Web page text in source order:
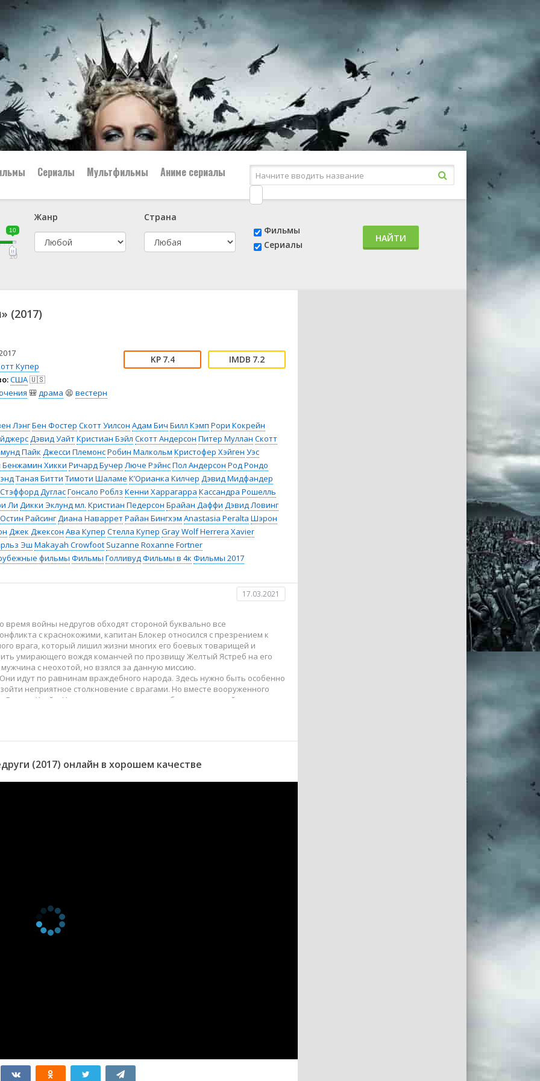
👨‍✈️ Военный
🕵️‍♂️ Детектив
тв
😱 Ужасы
🤠 Фильм-нуар
🧝‍♂️ Фэнтези
Сериалы Мультфильмы Аниме сериалы
10
10
Жанр
Страна
Фильмы
Сериалы
НАЙТИ
(2017)
Купер
США🇺🇸
🎒драма 😫 вестерн
7.4 7.2
ЛэнгБен Фостер Скотт Уилсон Адам Бич Билл Кэмп Рори Кокрейн
Дэвид УайтКристиан Бэйл Скотт Андерсон Питер Муллан Скотт
Пайк Джесси ПлемонсРобин Малкольм Кристофер Хэйген Уэс
Хикки Ричард Бучер Люче РэйнсПол Андерсон Род Рондо
Таная Битти Тимоти Шаламе К’Орианка Килчер Дэвид Мидфандер
Стэффорд ДугласГонсало Роблз Кенни Харрагарра Кассандра Рошелль
Ли Дикки Эклунд мл. Кристиан Педерсон Брайан Даффи Дэвид Ловинг
Остин РайсингДиана НаварретРайан Бингхэм Anastasia Peralta Шэрон
Джек Джексон Ава Купер Стелла Купер Gray Wolf Herrera Xavier
Эш Makayah Crowfoot Suzanne Roxanne Fortner
фильмы Фильмы ГолливудФильмы в 4к Фильмы 2017
17.03.2021
войны недругов обходят стороной буквально все
с краснокожими, капитан Блокер относился с презрением к
врага, который лишил жизни многих его боевых товарищей и
умирающего вождя команчей по прозвищу Желтый Ястреб на его
с неохотой, но взялся за данную миссию.
идут по равнинам враждебного народа. Здесь нужно быть особенно
неприятное столкновение с врагами. Но вместе вооруженного
Куэйд. На ее глазах краснокожие убили ее сыновей.
(2017) онлайн в хорошем качестве